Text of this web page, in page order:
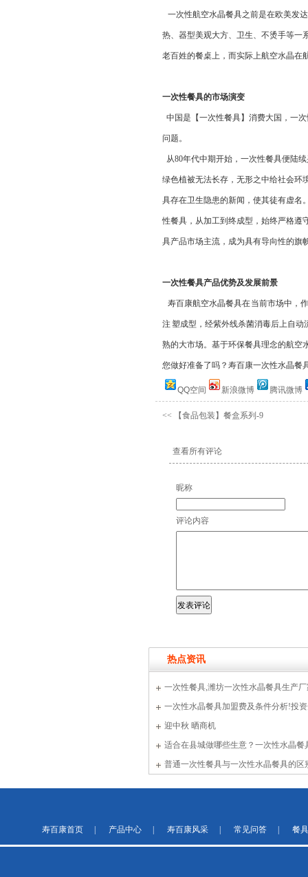
一次性航空水晶餐具之前是在欧美发达国
热、器型美观大方、卫生、不烫手
老百姓的餐桌上，而实际上航空水晶在航
一次性餐具的市场演变
中国是【一次性餐具】消费大国，一
问题。
从80年代中期开始，一次性餐具便陆续兴
绿色植被无法长存，无形之中给社会环
具存在卫生隐患的新闻，使其徒有虚名
性餐具，从加工到终成型，始终严
具产品市场主流，成为具有导向性的旗帜
一次性餐具产品优势及发展前景
寿百康航空水晶餐具在 当前市场中，
注 塑成型，经紫外线杀菌消毒后上自动
熟的大市场。基于环保餐具理念的航空
您做好准备了吗？寿百康一次性水晶餐具
QQ空间 新浪微博 腾讯微博
<< 【食品包装】餐盒系列-9
查看所有评论
昵称
评论内容
热点资讯
一次性餐具,潍坊一次性水晶餐具生产厂家
一次性水晶餐具加盟费及条件分析!投
迎中秋 晒商机
适合在县城做哪些生意？一次性水晶
普通一次性餐具与一次性水晶餐具的区
寿百康首页 产品中心 寿百康风采 常见问答 餐